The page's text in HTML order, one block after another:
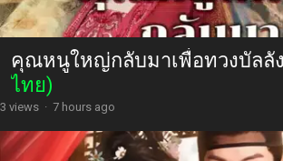
คุณหนูใหญ่กลับมาเพื่อทวงบัลลั
ไทย)
3 views · 7 hours ago